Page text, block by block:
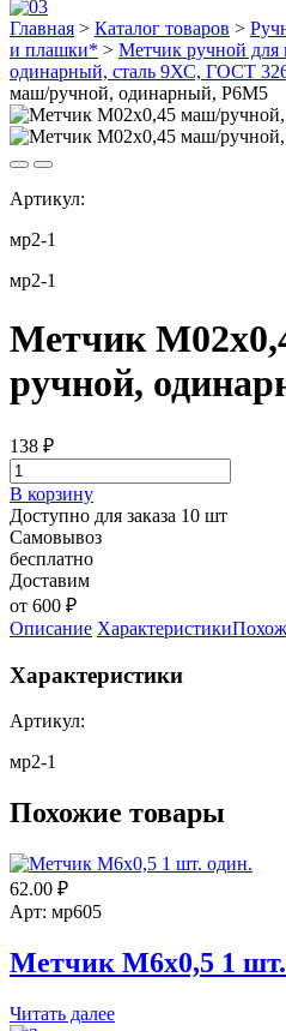
Главная > Каталог товаров >
и плашки* > Метчик ручной для
одинарный, сталь 9ХС, ГОСТ
маш/ручной, одинарный, Р6М5
Артикул:
мр2-1
мр2-1
Метчик
ручной,
138 ₽
В корзину
Доступно для заказа 10 шт
Самовывоз
бесплатно
Доставим
от 600 ₽
Описание Характеристики
Характеристики
Артикул:
мр2-1
Похожие товары
62.00 ₽
Арт: мр605
Метчик М6х0,5 1 шт.
Читать далее